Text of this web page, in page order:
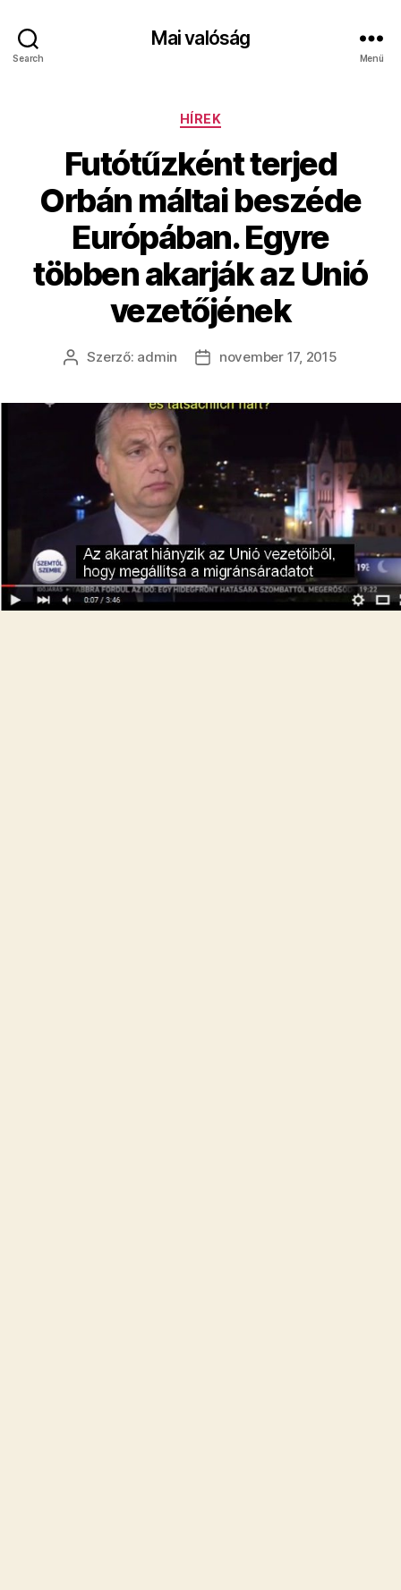
Search
Mai valóság
Menü
Kategóriák
HÍREK
Futótűzként terjed
Orbán máltai beszéde
Európában. Egyre
többen akarják az Unió
vezetőjének
Bejegyzés
Szerző: admin
Bejegyzés
november 17, 2015